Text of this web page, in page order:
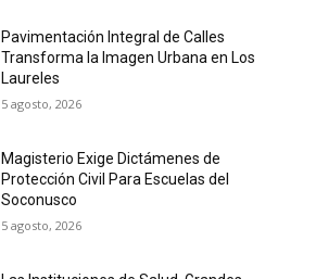
Pavimentación Integral de Calles
Transforma la Imagen Urbana en Los
Laureles
5 agosto, 2026
Magisterio Exige Dictámenes de
Protección Civil Para Escuelas del
Soconusco
5 agosto, 2026